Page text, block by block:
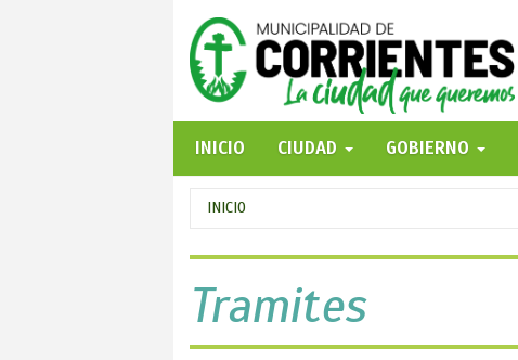
INICIO
CIUDAD GOBIERNO
Se
encuentra
usted
aquí
INICIO
Tramites